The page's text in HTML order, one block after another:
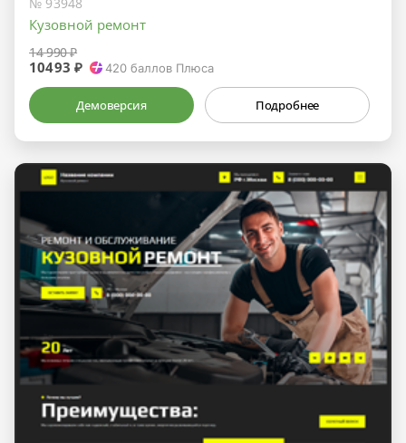
№ 93948
Кузовной ремонт
14 990 ₽
10493 ₽ 420 баллов Плюса
Демоверсия Подробнее